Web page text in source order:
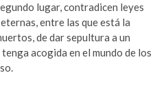
lugar, contradicen leyes
entre las que está la
de dar sepultura a un
acogida en el mundo de los